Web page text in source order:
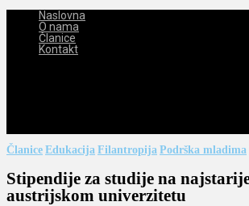
Naslovna
O nama
Članice
Kontakt
Članice Edukacija Filantropija Podrška mladima
Stipendije za studije na
austrijskom univerzitetu